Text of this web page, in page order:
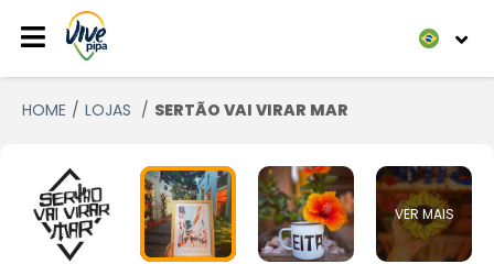
HOME LOJAS SERTÃO VAI VIRAR MAR
VER MAIS